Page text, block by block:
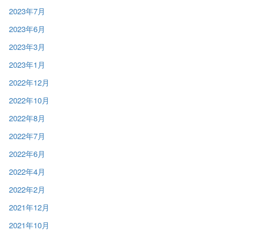
2023年7月
2023年6月
2023年3月
2023年1月
2022年12月
2022年10月
2022年8月
2022年7月
2022年6月
2022年4月
2022年2月
2021年12月
2021年10月